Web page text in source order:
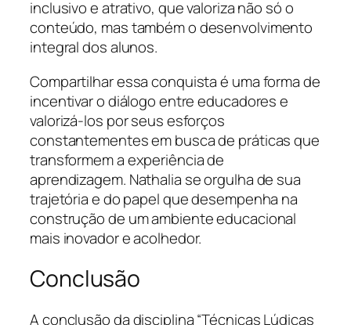
inclusivo e atrativo, que valoriza não só o
conteúdo, mas também o desenvolvimento
integral dos alunos.
Compartilhar essa conquista é uma forma de
incentivar o diálogo entre educadores e
valorizá-los por seus esforços
constantementes em busca de práticas que
transformem a experiência de
aprendizagem. Nathalia se orgulha de sua
trajetória e do papel que desempenha na
construção de um ambiente educacional
mais inovador e acolhedor.
Conclusão
A conclusão da disciplina “Técnicas Lúdicas